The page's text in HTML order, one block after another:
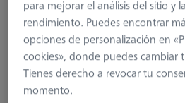
Measuring System Type
RDS
Product Type
para mejorar el análisis del sitio y
rendimiento. Puedes encontrar
opciones de personalización en
cookies», donde puedes cambiar
Tienes derecho a revocar tu
momento.